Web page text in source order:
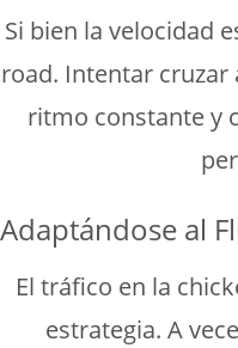
Si bien la velocidad
road. Intentar cruzar
ritmo constante y
Adaptándose al
El tráfico en la
estrategia. A